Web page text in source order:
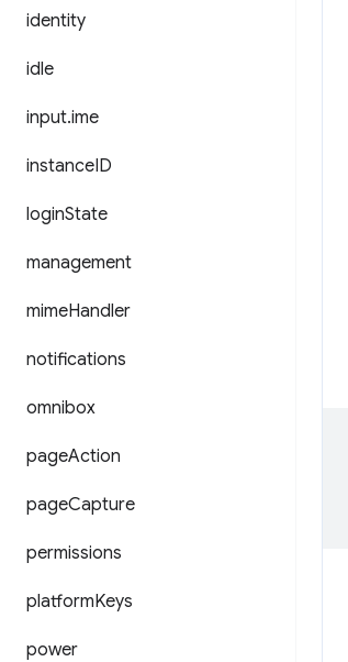
identity
idle
input.ime
instanceID
loginState
management
mimeHandler
notifications
omnibox
pageAction
pageCapture
permissions
platformKeys
power